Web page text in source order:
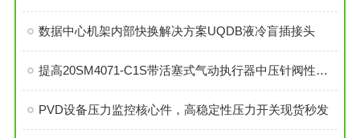
数据中心机架内部快换解决方案UQDB液冷盲插接头
提高20SM4071-C1S带活塞式气动执行器中压针阀性能的技巧
PVD设备压力监控核心件，高稳定性压力开关现货秒发